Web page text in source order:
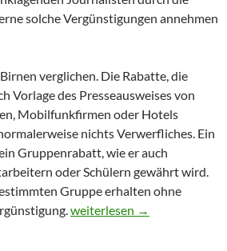
solche Vergünstigungen annehmen
verglichen. Die Rabatte, die
Vorlage des Presseausweises von
Mobilfunkfirmen oder Hotels
nichts Verwerfliches. Ein
Gruppenrabatt, wie er auch
oder Schülern gewährt wird.
Gruppe erhalten ohne
Korruption und
weiterlesen →